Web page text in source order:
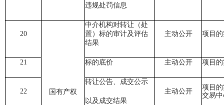
违规处罚信息
20
国有产权
中介机构对转让（处
置）标的审计及评估
结果
主动公开 项目
21 标的底价 主动公开 项目
22
转让公告、成交公示
以及成交结果
主动公开
项目
交易